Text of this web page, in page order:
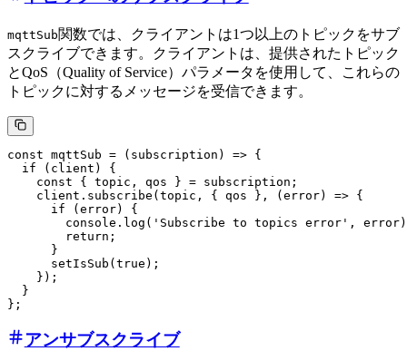
mqttSub関数では、クライアントは1つ以上のトピックをサブ
スクライブできます。クライアントは、提供されたトピック
とQoS（Quality of Service）パラメータを使用して、これらの
トピックに対するメッセージを受信できます。
const mqttSub = (subscription) => {
if (client) {
const { topic, qos } = subscription;
client.subscribe(topic, { qos }, (error) => {
if (error) {
console.log('Subscribe to topics error',
return;
}
setIsSub(true);
});
  }
アンサブスクライブ